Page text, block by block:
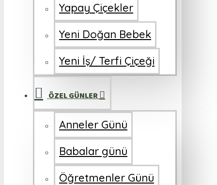
Yapay Çiçekler
Yeni Doğan Bebek
Yeni İş/ Terfi Çiçeği
ÖZEL GÜNLER
Anneler Günü
Babalar günü
Öğretmenler Günü